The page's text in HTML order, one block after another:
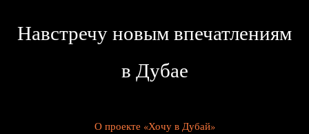
Навстречу новым впечатлениям
в Дубае
О проекте «Хочу в Дубай»